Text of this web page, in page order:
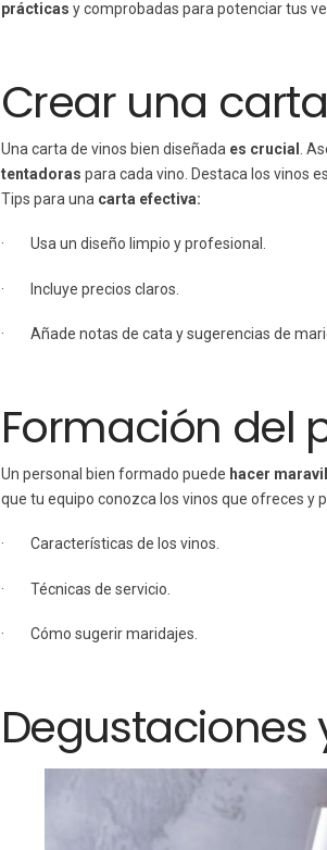
prácticas y comprobadas para potenciar tus
Crear una
Una carta de vinos bien diseñada es crucial .
tentadoras para cada vino. Destaca los vinos
Tips para una carta efectiva:
· Usa un diseño limpio y profesional.
· Incluye precios claros.
· Añade notas de cata y sugerencias de
Formación del
Un personal bien formado puede hacer
que tu equipo conozca los vinos que ofreces y
· Características de los vinos.
· Técnicas de servicio.
· Cómo sugerir maridajes.
Degustaciones